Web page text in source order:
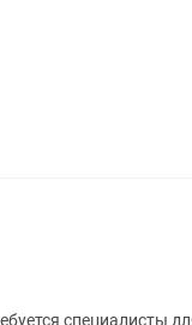
специалисты